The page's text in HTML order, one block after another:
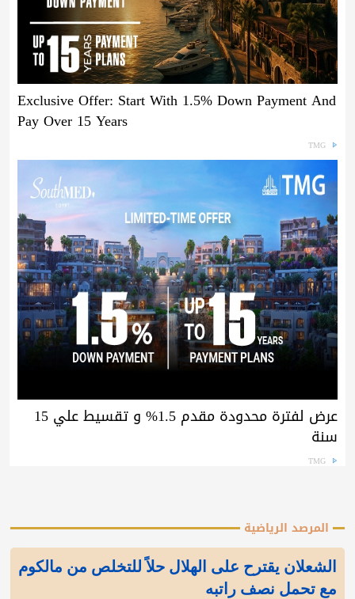
Exclusive Offer: Start With 1.5% Down Payment And
Pay Over 15 Years
TMG
عرض لفترة محدودة مقدم 1.5% و تقسيط علي 15
سنة
TMG
المرصد الرياضية
الشعلان يقترح على الهلال حلاً للتخلص من مالكوم
مع تحمل نصف راتبه